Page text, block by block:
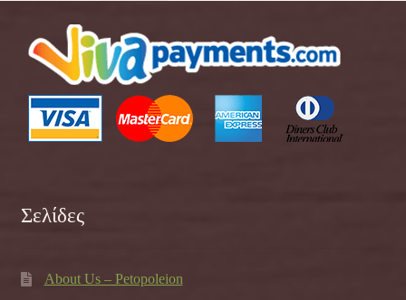
Σελίδες
About Us – Petopoleion